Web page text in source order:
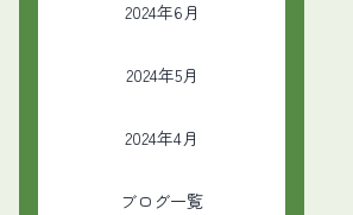
2024年6月
2024年5月
2024年4月
ブログ一覧